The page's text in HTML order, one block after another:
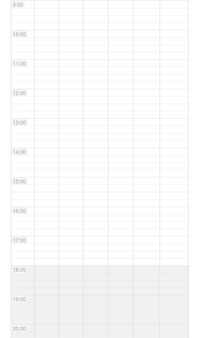
9:00
10:00
11:00
12:00
13:00
14:00
15:00
16:00
17:00
18:00
19:00
20:00